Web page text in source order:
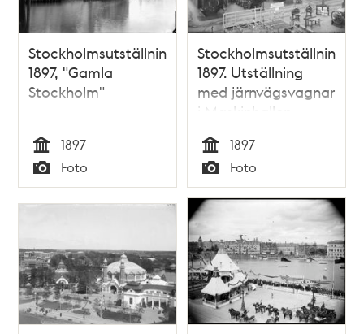
Stockholmsutställningen
1897, "Gamla
Stockholm"
Tid
1897
Typ
Foto
Stockholmsutställningen
1897. Utställning
med järnvägsvagnar
i Maskinhallen
Tid
1897
Typ
Foto